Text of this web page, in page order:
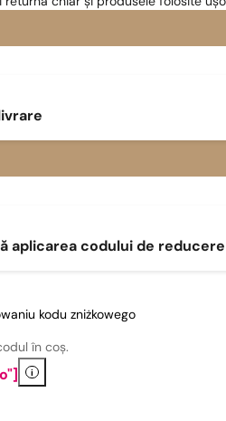
aplicarea codului de reducere
kodu zniżkowego
în coș.
i